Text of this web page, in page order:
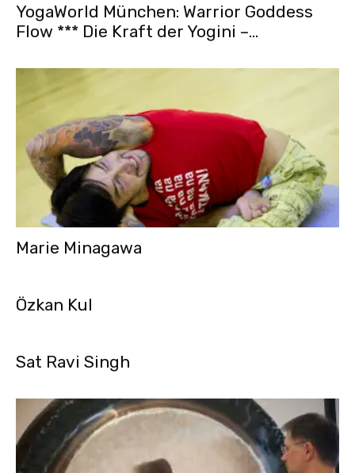
YogaWorld München: Warrior Goddess
Flow *** Die Kraft der Yogini –...
Marie Minagawa
Özkan Kul
Sat Ravi Singh